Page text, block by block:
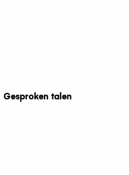
Gesproken talen
Gesproken talen